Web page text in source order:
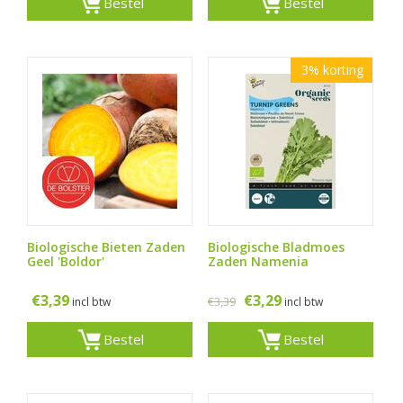
Biologische Bieten Zaden
Geel 'Boldor'
€3,39 incl btw
Bestel
3% korting
Biologische Bladmoes
Zaden Namenia
€3,39 €3,29 incl btw
Bestel